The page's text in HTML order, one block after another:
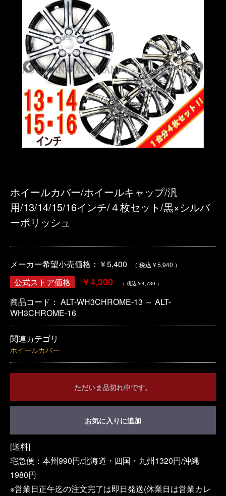
ホイールカバー/ホイールキャップ/汎
用/13/14/15/16インチ/４枚セット/黒×シルバ
ーポリッシュ
メーカー希望小売価格：￥5,400 （ 税込￥5,940 ）
公式ストア価格 ￥4,300 （ 税込￥4,730 ）
商品コード： ALT-WH3CHROME-13 ～ ALT-
WH3CHROME-16
関連カテゴリ
ホイールカバー
ただいま品切れ中です。
お気に入りに追加
[送料]
宅急便：本州990円/北海道・四国・九州1320円/沖縄
1980円
※営業日正午迄の注文完了は即日発送(休業日は営業カレ